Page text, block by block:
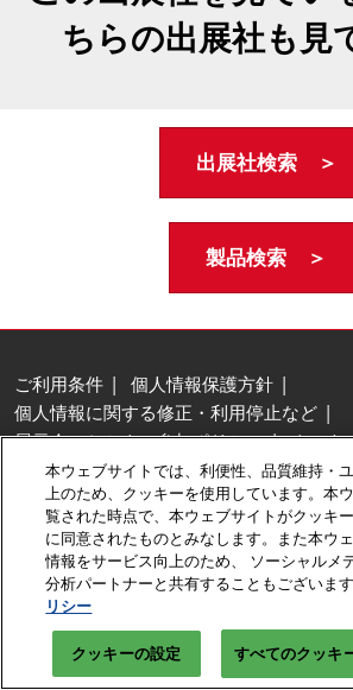
ちらの出展社も見
出展社検索 ＞
製品検索 ＞
ご利用条件
個人情報保護方針
個人情報に関する修正・利用停止など
展示会・セミナー参加ポリシー
クッキ
クッキーの設定
Copyright © RX Japan GK
本ウェブサイトでは、利便性、品質維持・
上のため、クッキーを使用しています。本
覧された時点で、本ウェブサイトがクッキ
に同意されたものとみなします。また本ウ
情報をサービス向上のため、 ソーシャルメ
分析パートナーと共有することもございます
リシー
クッキーの設定 すべてのクッキ